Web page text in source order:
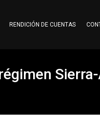
RENDICIÓN DE CUENTAS